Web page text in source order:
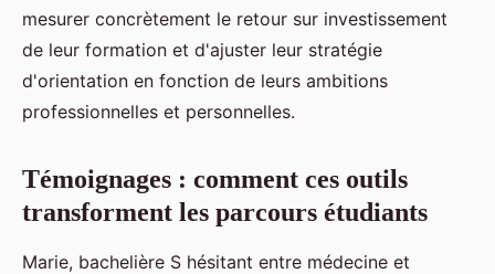
mesurer concrètement le retour sur investissement
de leur formation et d'ajuster leur stratégie
d'orientation en fonction de leurs ambitions
professionnelles et personnelles.
Témoignages : comment ces outils
transforment les parcours étudiants
Marie, bachelière S hésitant entre médecine et